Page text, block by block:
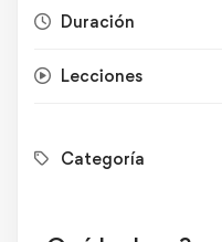
Duración
Lecciones
Categoría